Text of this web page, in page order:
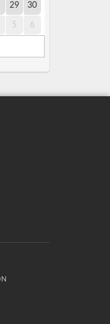
29 30
5 6